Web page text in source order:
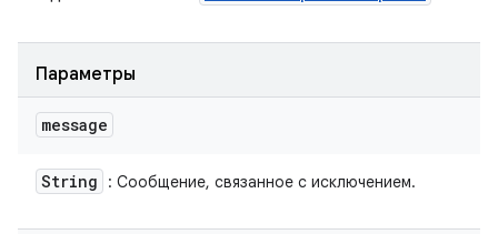
Параметры
message
String : Сообщение, связанное с исключением.